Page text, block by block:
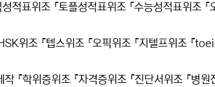
적표위조 『토플성적표위조 『수능성적표위조 『
위조 『텝스위조 『오픽위조 『지텔프위조 『
『학위증위조 『자격증위조 『진단서위조 『병원